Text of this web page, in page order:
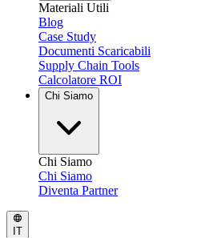
Materiali Utili
Blog
Case Study
Documenti Scaricabili
Supply Chain Tools
Calcolatore ROI
Chi Siamo
Chi Siamo
Chi Siamo
Diventa Partner
IT